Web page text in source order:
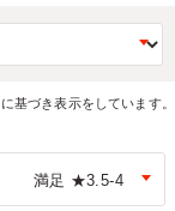
に基づき表示をしています。